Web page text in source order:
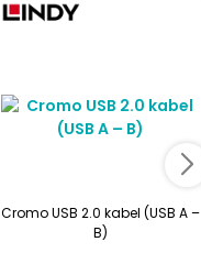
Cromo USB 2.0 kabel (USB A –
B)